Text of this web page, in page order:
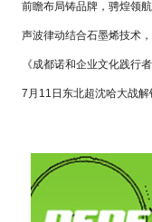
前瞻布局铸品牌，骋煌领
声波律动结合石墨烯技术
《成都诺和企业文化践行
7月11日东北超沈哈大战解